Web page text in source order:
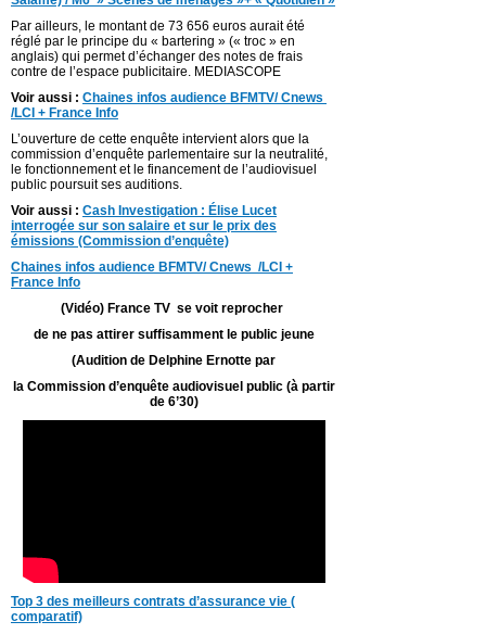
Par ailleurs, le montant de 73 656 euros aurait été
réglé par le principe du « bartering » (« troc » en
anglais) qui permet d’échanger des notes de frais
contre de l’espace publicitaire. MEDIASCOPE
Voir aussi : Chaines infos audience BFMTV/ Cnews
/LCI + France Info
L’ouverture de cette enquête intervient alors que la
commission d’enquête parlementaire sur la neutralité,
le fonctionnement et le financement de l’audiovisuel
public poursuit ses auditions.
Voir aussi : Cash Investigation : Élise Lucet
interrogée sur son salaire et sur le prix des
émissions (Commission d’enquête)
Chaines infos audience BFMTV/ Cnews /LCI +
France Info
(Vidéo) France TV se voit reprocher
de ne pas attirer suffisamment le public jeune
(Audition de Delphine Ernotte par
la Commission d’enquête audiovisuel public (à partir
de 6’30)
Top 3 des meilleurs contrats d’assurance vie (
comparatif)